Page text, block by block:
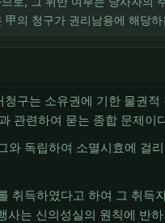
의 청구가 권리남용에 해당
구는 소유권에 기한 물권적
관련하여 묻는 종합 문제이
독립하여 소멸시효에 걸
득하였다고 하여 그 취득
는 신의성실의 원칙에 반